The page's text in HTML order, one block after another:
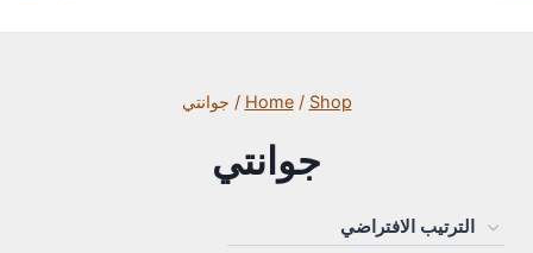
Home / Shop
/ جوانتي
جوانتي